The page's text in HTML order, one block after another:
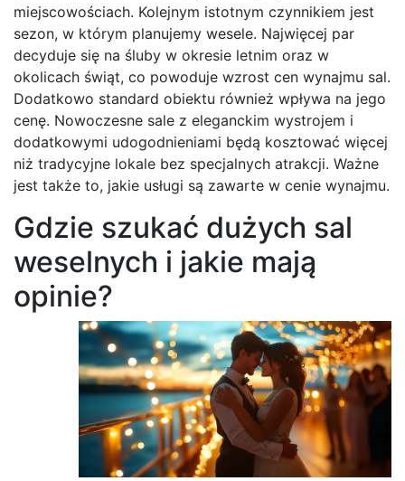
miejscowościach. Kolejnym istotnym czynnikiem jest
sezon, w którym planujemy wesele. Najwięcej par
decyduje się na śluby w okresie letnim oraz w
okolicach świąt, co powoduje wzrost cen wynajmu sal.
Dodatkowo standard obiektu również wpływa na jego
cenę. Nowoczesne sale z eleganckim wystrojem i
dodatkowymi udogodnieniami będą kosztować więcej
niż tradycyjne lokale bez specjalnych atrakcji. Ważne
jest także to, jakie usługi są zawarte w cenie wynajmu.
Gdzie szukać dużych sal
weselnych i jakie mają
opinie?